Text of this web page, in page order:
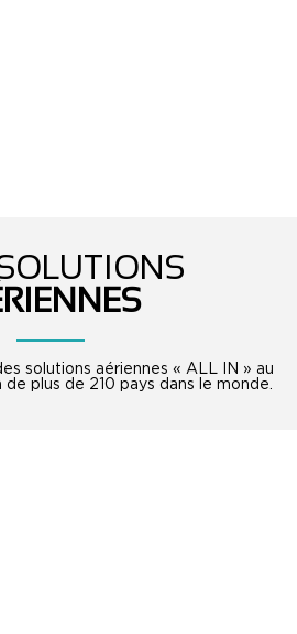
solutions aériennes « ALL IN » au
plus de 210 pays dans le monde.